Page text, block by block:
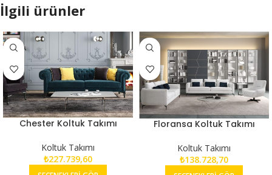
İlgili ürünler
Chester Koltuk Takımı
Koltuk Takımı
₺227.739,60
Floransa Koltuk Takımı
Koltuk Takımı
₺138.728,70